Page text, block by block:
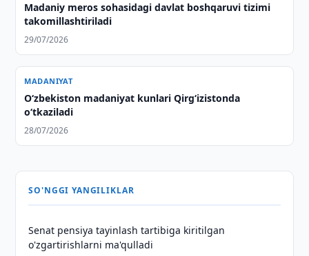
Madaniy meros sohasidagi davlat boshqaruvi tizimi
takomillashtiriladi
29/07/2026
MADANIYAT
O‘zbekiston madaniyat kunlari Qirg‘izistonda
o‘tkaziladi
28/07/2026
SO'NGGI YANGILIKLAR
Senat pensiya tayinlash tartibiga kiritilgan
o'zgartirishlarni ma'qulladi